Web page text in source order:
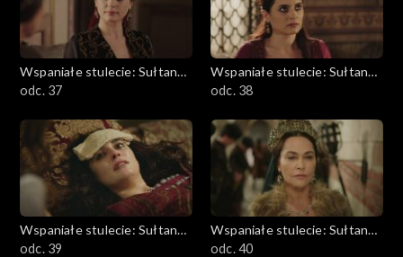
Wspaniałe stulecie: Sułtanka
Kösem
odc. 37
Wspaniałe stulecie: Sułtanka
Kösem
odc. 38
Wspaniałe stulecie: Sułtanka
Kösem
odc. 39
Wspaniałe stulecie: Sułtanka
Kösem
odc. 40